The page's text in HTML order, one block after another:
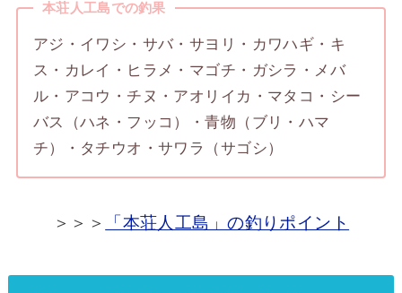
本荘人工島での釣果
アジ・イワシ・サバ・サヨリ・カワハギ・キ
ス・カレイ・ヒラメ・マゴチ・ガシラ・メバ
ル・アコウ・チヌ・アオリイカ・マタコ・シー
バス（ハネ・フッコ）・青物（ブリ・ハマ
チ）・タチウオ・サワラ（サゴシ）
＞＞＞ 「本荘人工島」の釣りポイント